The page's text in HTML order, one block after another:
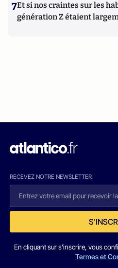
7Et si nos craintes sur les
génération Z étaient
RECEVEZ NOTRE NEWSLETTER
En cliquant sur s'inscrire, vous
Termes et